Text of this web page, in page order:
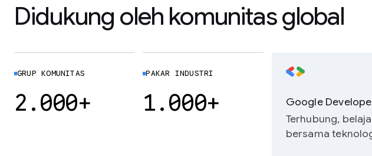
Didukung oleh komunitas global
GRUP KOMUNITAS
2.000+
PAKAR INDUSTRI
1.000+
Google
Terhubung,
bersama